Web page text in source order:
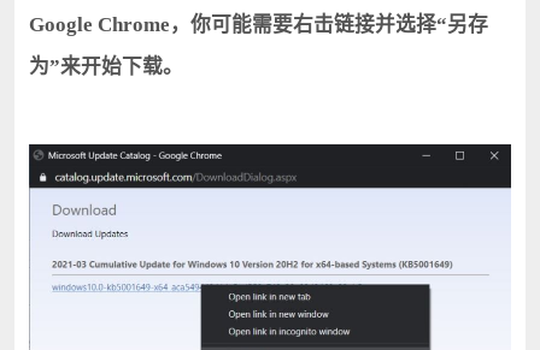
Google Chrome，你可能需要右击链接并选择“另存
为”来开始下载。